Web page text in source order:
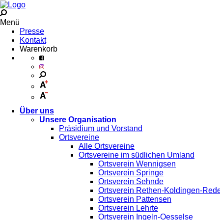
Menü
Presse
Kontakt
Warenkorb
Über uns
Unsere Organisation
Präsidium und Vorstand
Ortsvereine
Alle Ortsvereine
Ortsvereine im südlichen Umland
Ortsverein Wennigsen
Ortsverein Springe
Ortsverein Sehnde
Ortsverein Rethen-Koldingen-
Ortsverein Pattensen
Ortsverein Lehrte
Ortsverein Ingeln-Oesselse